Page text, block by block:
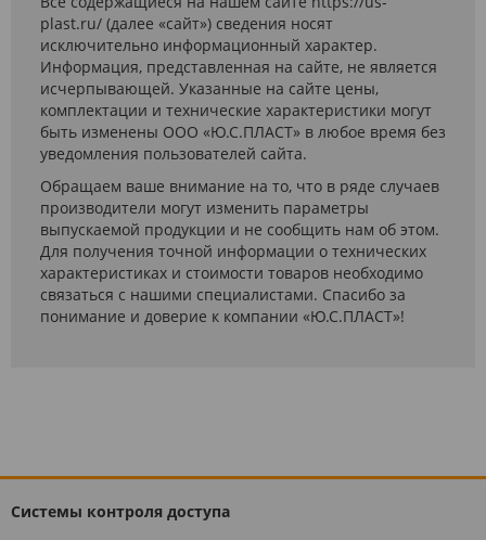
plast.ru/ (далее «сайт») сведения носят
исключительно информационный характер.
Информация, представленная на сайте, не является
исчерпывающей. Указанные на сайте цены,
комплектации и технические характеристики могут
быть изменены ООО «Ю.С.ПЛАСТ» в любое время без
уведомления пользователей сайта.
Обращаем ваше внимание на то, что в ряде случаев
производители могут изменить параметры
выпускаемой продукции и не сообщить нам об этом.
Для получения точной информации о технических
характеристиках и стоимости товаров необходимо
связаться с нашими специалистами. Спасибо за
понимание и доверие к компании «Ю.С.ПЛАСТ»!
Системы контроля доступа